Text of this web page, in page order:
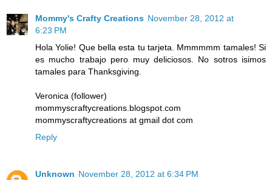
Mommy's Crafty Creations November 28, 2012 at
6:23 PM
Hola Yolie! Que bella esta tu tarjeta. Mmmmmm tamales! Si
es mucho trabajo pero muy deliciosos. No sotros isimos
tamales para Thanksgiving.
Veronica (follower)
mommyscraftycreations.blogspot.com
mommyscraftycreations at gmail dot com
Reply
Unknown November 28, 2012 at 6:34 PM